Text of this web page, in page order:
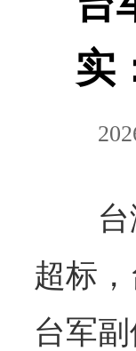
实
超标
台军